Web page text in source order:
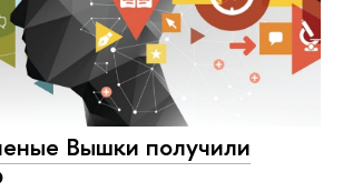
Вышки получили